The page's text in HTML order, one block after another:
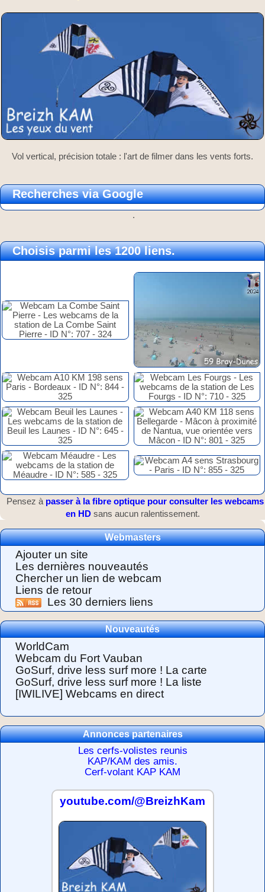
Vol vertical, précision totale : l'art de filmer dans les vents forts.
Recherches via Google
.
Choisis parmi les 1200 liens.
Pensez à passer à la fibre optique pour consulter les webcams
en HDsans aucun ralentissement.
Webmasters
Ajouter un site
Les dernières nouveautés
Chercher un lien de webcam
Liens de retour
Les 30 derniers liens
Nouveautés
WorldCam
Webcam du Fort Vauban
GoSurf, drive less surf more ! La carte
GoSurf, drive less surf more ! La liste
[IWILIVE] Webcams en direct
Annonces partenaires
Les cerfs-volistes reunis
KAP/KAM des amis.
Cerf-volant KAP KAM
youtube.com/@BreizhKam